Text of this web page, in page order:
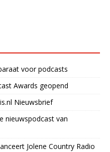
voor podcasts
Awards geopend
Nieuwsbrief
nieuwspodcast van
Jolene Country Radio